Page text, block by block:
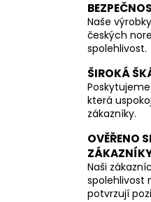
Naše
českých
spolehlivost.
ŠIROKÁ
která
zákazníky.
OVĚŘENO
Naši
spolehlivost
potvrzují